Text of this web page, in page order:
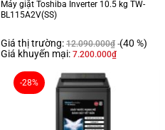
Máy giặt Toshiba Inverter 10.5 kg TW-
BL115A2V(SS)
Giá thị trường: 12.090.000₫ (40 %)
Giá khuyến mại: 7.200.000₫
-28%